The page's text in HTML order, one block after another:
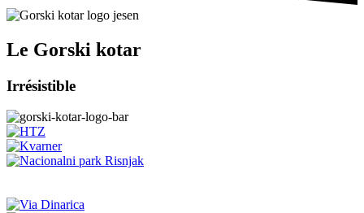
Le Gorski kotar
Irrésistible